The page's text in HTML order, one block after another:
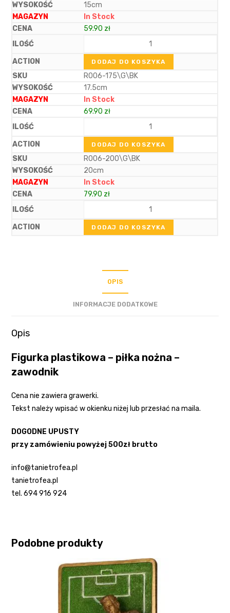
15cm
In Stock
59.90 zł
DODAJ DO KOSZYKA
R006-175\G\BK
17.5cm
In Stock
69.90 zł
DODAJ DO KOSZYKA
R006-200\G\BK
20cm
In Stock
79.90 zł
DODAJ DO KOSZYKA
OPIS
INFORMACJE DODATKOWE
Opis
Figurka plastikowa – piłka nożna –
zawodnik
Cena nie zawiera grawerki.
Tekst należy wpisać w okienku niżej lub przesłać na maila.
DOGODNE UPUSTY
przy zamówieniu powyżej 500zł brutto
info@tanietrofea.pl
tanietrofea.pl
tel. 694 916 924
Podobne produkty